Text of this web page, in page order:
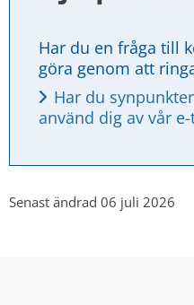
Har du en fråga till
göra genom att
Har du
använd dig av vår
Senast ändrad 06 juli 2026